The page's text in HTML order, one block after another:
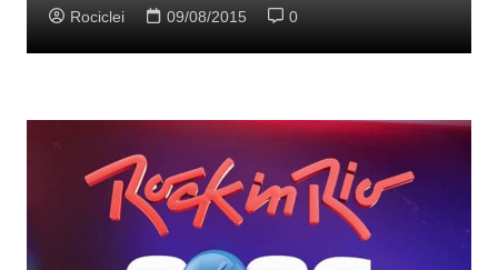
Rociclei 09/08/2015 0